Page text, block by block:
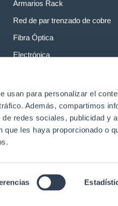
usan para personalizar el
Además, compartimos
redes sociales, publicidad y
que les haya proporcionado o
Armarios Rack
Red de par trenzado de cobre
Fibra Óptica
Electrónica
Centros de datos
reservadoAviso Legal | Política de